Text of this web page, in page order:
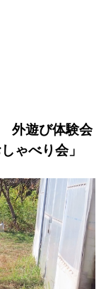
外遊び体験会
ゃべり会」